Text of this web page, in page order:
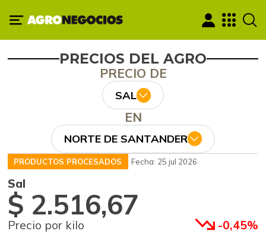
PRECIOS DEL AGRO
PRECIO DE
SAL
EN
NORTE DE SANTANDER
PRODUCTOS PROCESADOS Fecha: 25 jul 2026
Sal
$ 2.516,67
Precio por kilo -0,45%